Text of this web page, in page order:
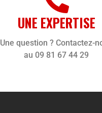
UNE EXPERTISE
Une question ? Contactez-
au 09 81 67 44 29